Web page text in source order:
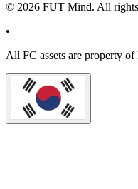
© 2026 FUT Mind. All rights
•
All FC assets are property